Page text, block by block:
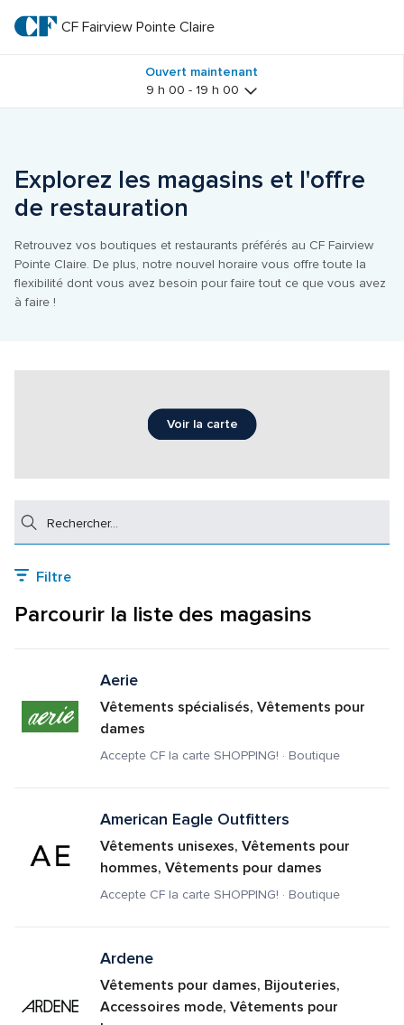
texte
principal
CF
Pointe
CF Fairview Pointe Claire
Ouvert maintenant
9 h 00 - 19 h 00
Explorez les magasins et l'offre
de restauration
Retrouvez vos boutiques et restaurants préférés au CF Fairview
Pointe Claire. De plus, notre nouvel horaire vous offre toute la
flexibilité dont vous avez besoin pour faire tout ce que vous avez
à faire !
Voir la carte
Filtre
Parcourir la liste des magasins
Aerie
Vêtements spécialisés, Vêtements pour
dames
Accepte CF la carte SHOPPING! · Boutique
American Eagle Outfitters
Vêtements unisexes, Vêtements pour
hommes, Vêtements pour dames
Accepte CF la carte SHOPPING! · Boutique
Ardene
Vêtements pour dames, Bijouteries,
Accessoires mode, Vêtements pour